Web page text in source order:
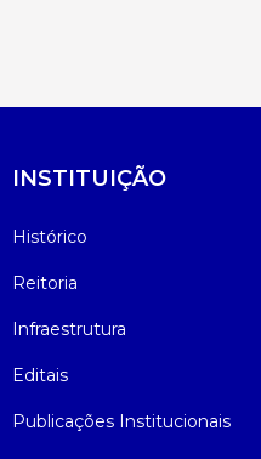
INSTITUIÇÃO
Histórico
Reitoria
Infraestrutura
Editais
Publicações Institucionais